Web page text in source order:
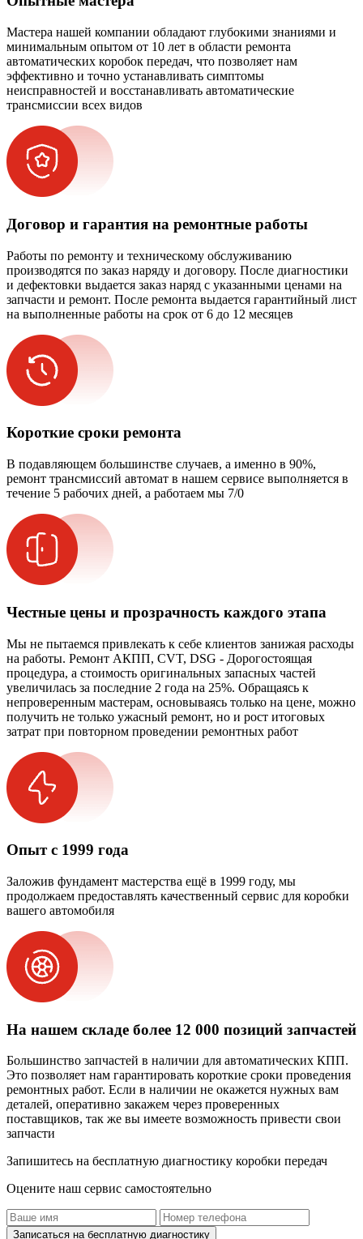
Мастера нашей компании обладают глубокими знаниями и
минимальным опытом от 10 лет в области ремонта
автоматических коробок передач, что позволяет нам
эффективно и точно устанавливать симптомы
неисправностей и восстанавливать автоматические
трансмиссии всех видов
Договор и гарантия на ремонтные работы
Работы по ремонту и техническому обслуживанию
производятся по заказ наряду и договору. После диагностики
и дефектовки выдается заказ наряд с указанными ценами на
запчасти и ремонт. После ремонта выдается гарантийный лист
на выполненные работы на срок от 6 до 12 месяцев
Короткие сроки ремонта
В подавляющем большинстве случаев, а именно в 90%,
ремонт трансмиссий автомат в нашем сервисе выполняется в
течение 5 рабочих дней, а работаем мы 7/0
Честные цены и прозрачность каждого этапа
Мы не пытаемся привлекать к себе клиентов занижая расходы
на работы. Ремонт АКПП, CVT, DSG - Дорогостоящая
процедура, а стоимость оригинальных запасных частей
увеличилась за последние 2 года на 25%. Обращаясь к
непроверенным мастерам, основываясь только на цене, можно
получить не только ужасный ремонт, но и рост итоговых
затрат при повторном проведении ремонтных работ
Опыт с 1999 года
Заложив фундамент мастерства ещё в 1999 году, мы
продолжаем предоставлять качественный сервис для коробки
вашего автомобиля
На нашем складе более 12 000 позиций запчастей
Большинство запчастей в наличии для автоматических КПП.
Это позволяет нам гарантировать короткие сроки проведения
ремонтных работ. Если в наличии не окажется нужных вам
деталей, оперативно закажем через проверенных
поставщиков, так же вы имеете возможность привести свои
запчасти
Запишитесь на бесплатную диагностику коробки передач
Оцените наш сервис самостоятельно
Записаться на бесплатную диагностику